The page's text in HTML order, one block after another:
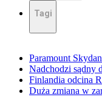
Tagi
Paramount
Nadchodzi sądny
Finlandia odcina
Duża zmiana w